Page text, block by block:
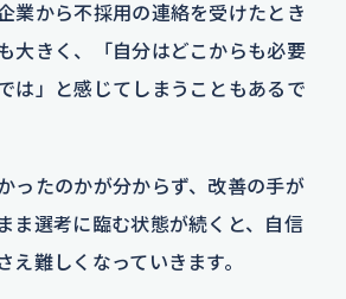
業から不採用の連絡を受けたとき
大きく、「自分はどこからも必要
は」と感じてしまうこともあるで
ったのかが分からず、改善の手が
ま選考に臨む状態が続くと、自信
え難しくなっていきます。